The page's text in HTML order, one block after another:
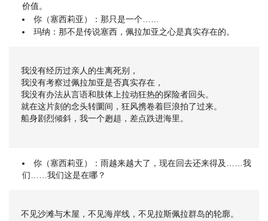
价值。
你（塞西莉亚）：那只是一个……
玛纳：那不是传说塞西，佩拉加亚之心是真实存在的。
我没有经历过亲人的生离死别，
我没有考察过佩拉加亚是否真实存在，
我没有办法从言语和肢体上拉动狂热的探险者回头。
就在这片刻的念头转圜间，狂风携卷着巨浪拍了过来。
船身剧烈倾斜，我一个趔趄，差点跌进海里。
你（塞西莉亚）：雨越来越大了，现在回去还来得及……我
们……我们这是在哪？
不见沙滩与木屋，不见海岸线，不见拉斯佩拉群岛的轮廓。